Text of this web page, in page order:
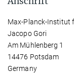
Max-Planck-Institut
Jacopo Gori
Am Mühlenberg 1
14476 Potsdam
Germany